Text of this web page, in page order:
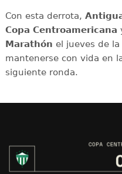
Con esta derrota,
Copa Centroamericana
Marathón el jueves de
mantenerse con vida en
siguiente ronda.